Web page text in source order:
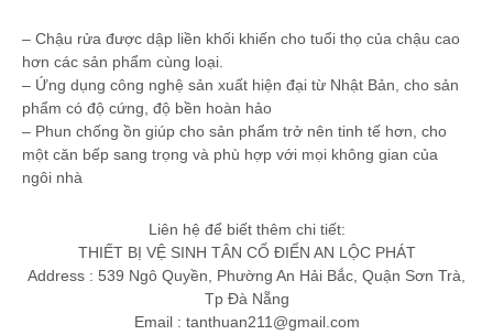
– Chậu rửa được dập liền khối khiến cho tuổi thọ của chậu cao
hơn các sản phẩm cùng loại.
– Ứng dụng công nghệ sản xuất hiện đại từ Nhật Bản, cho sản
phẩm có độ cứng, độ bền hoàn hảo
– Phun chống ồn giúp cho sản phẩm trở nên tinh tế hơn, cho
một căn bếp sang trọng và phù hợp với mọi không gian của
ngôi nhà
Liên hệ để biết thêm chi tiết:
THIẾT BỊ VỆ SINH TÂN CỔ ĐIỂN AN LỘC PHÁT
Address : 539 Ngô Quyền, Phường An Hải Bắc, Quận Sơn Trà,
Tp Đà Nẵng
Email : tanthuan211@gmail.com